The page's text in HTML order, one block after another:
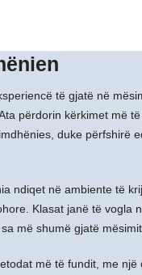
të gjatë në
përdorin kërkimet më
duke përfshirë
ndiqet në ambiente të
Klasat janë të vogla
më shumë gjatë mësimit.
më të fundit, me një